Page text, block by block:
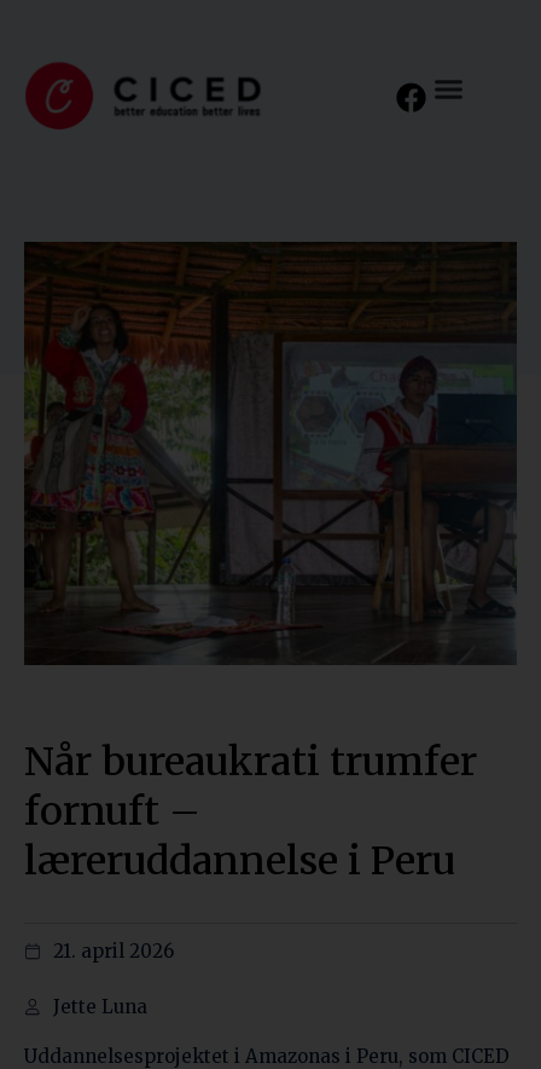
Når bureaukrati trumfer
fornuft –
læreruddannelse i Peru
21. april 2026
Jette Luna
Uddannelsesprojektet i Amazonas i Peru, som CICED